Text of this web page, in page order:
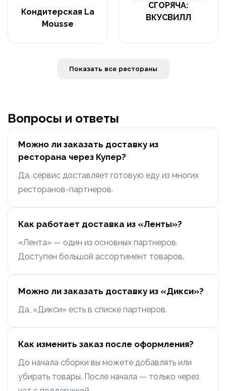
Кондитерская La
Mousse
СГОРЯЧА:
ВКУСВИЛЛ
Показать все рестораны
Вопросы и ответы
Можно ли заказать доставку из
ресторана через Купер?
Да, сервис доставляет готовую еду из многих
ресторанов-партнеров.
Как работает доставка из «Ленты»?
«Лента» — один из основных партнеров.
Доступен большой ассортимент товаров.
Можно ли заказать доставку из «Дикси»?
Да, «Дикси» есть в списке партнеров.
Как изменить заказ после оформления?
До начала сборки вы можете добавлять или
убирать товары. После начала — только через